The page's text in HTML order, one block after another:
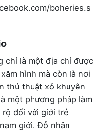
boheries.s
chỉ là một địa chỉ được
hình mà còn là nơi
thủ thuật xỏ khuyên
một phương pháp làm
rộ đối với giới trẻ
giới. Đỗ nhân